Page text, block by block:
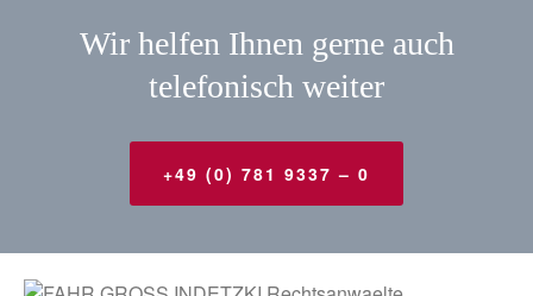
Wir helfen Ihnen gerne auch
telefonisch weiter
+49 (0) 781 9337 – 0